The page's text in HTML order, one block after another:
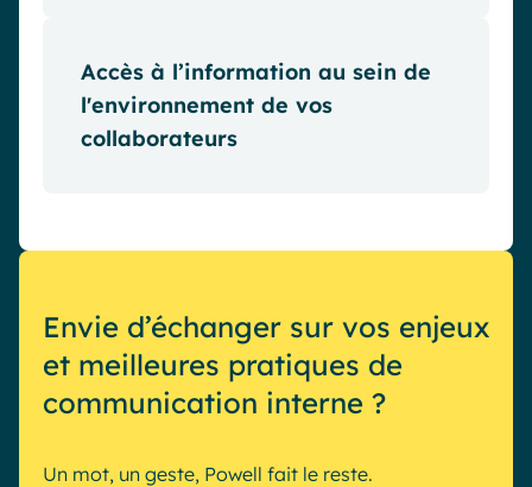
diffusez vos messages sur les canaux
préférentiels de vos équipes et
garantissez des communications
personnalisées qui s’intègrent
Accès à l’information au sein de
l'environnement de vos
collaborateurs
à une stratégie centrée sur leurs besoins.
interaction active et un engagement
renforcé au sein de votre espace de
travail numérique.
Envie d’échanger sur vos enjeux
et meilleures pratiques de
communication interne ?
Un mot, un geste, Powell fait le reste.